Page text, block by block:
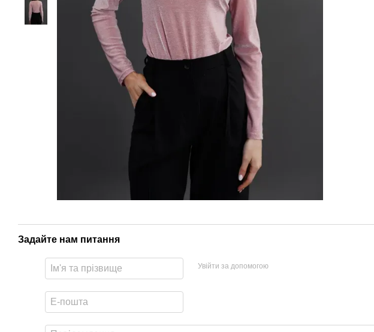
Задайте нам питання
Увійти за допомогою